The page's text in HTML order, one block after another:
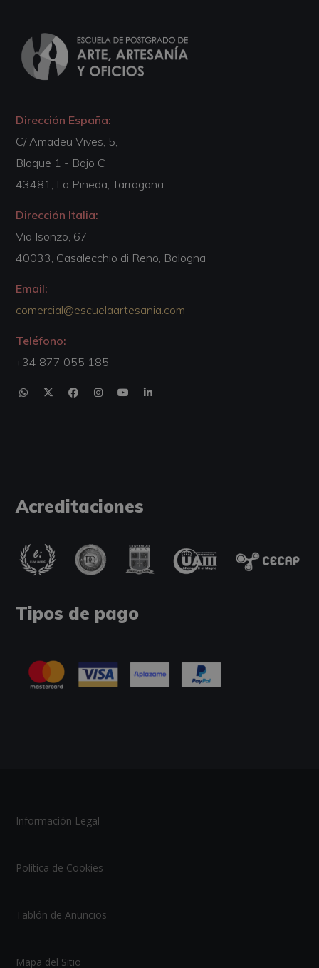
Dirección España:
C/ Amadeu Vives, 5,
Bloque 1 - Bajo C
43481, La Pineda, Tarragona
Dirección Italia:
Via Isonzo, 67
40033, Casalecchio di Reno, Bologna
Email:
comercial@escuelaartesania.com
Teléfono:
+34 877 055 185
Acreditaciones
Tipos de pago
Información Legal
Política de Cookies
Tablón de Anuncios
Mapa del Sitio